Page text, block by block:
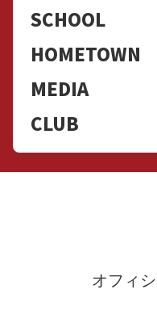
SCHOOL
HOMETOWN
MEDIA
CLUB
オフィ